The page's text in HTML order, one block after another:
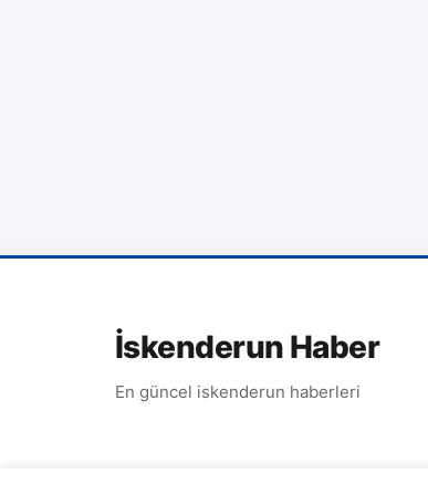
İskenderun Haber
En güncel iskenderun haberleri